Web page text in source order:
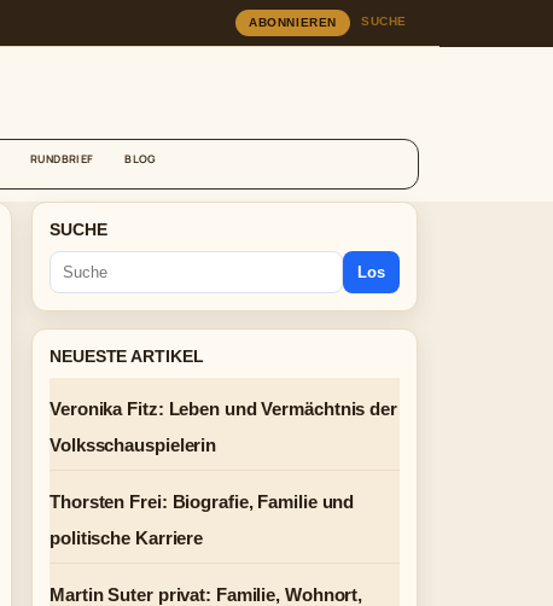
ABONNIEREN SUCHE
RUNDBRIEF BLOG
SUCHE
Los
NEUESTE ARTIKEL
Veronika Fitz: Leben und Vermächtnis der
Volksschauspielerin
Thorsten Frei: Biografie, Familie und
politische Karriere
Martin Suter privat: Familie, Wohnort,